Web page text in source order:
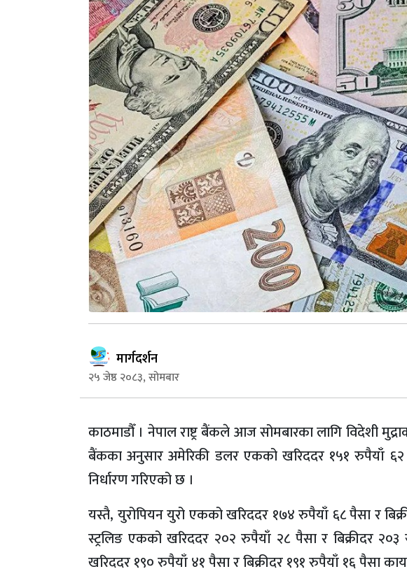
मार्गदर्शन
२५ जेष्ठ २०८३, सोमबार
काठमाडौँ । नेपाल राष्ट्र बैंकले आज सोमबारका लागि विदेशी
बैंकका अनुसार अमेरिकी डलर एकको खरिददर १५१ रुपैयाँ ६२
निर्धारण गरिएको छ ।
यस्तै, युरोपियन युरो एकको खरिददर १७४ रुपैयाँ ६८ पैसा र
स्ट्रलिङ एकको खरिददर २०२ रुपैयाँ २८ पैसा र बिक्रीदर
खरिददर १९० रुपैयाँ ४१ पैसा र बिक्रीदर १९१ रुपैयाँ १६ पैसा